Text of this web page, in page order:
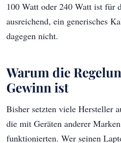
100 Watt oder 240 Watt ist für
ausreichend, ein generisches
dagegen nicht.
Warum die
Gewinn ist
Bisher setzten viele Hersteller
die mit Geräten anderer
funktionierten. Wer seinen